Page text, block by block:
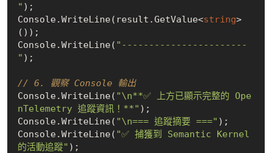
" );
Console.WriteLine(result.GetValue<string>
());
Console.WriteLine( "-----------------------
" );
// 6. 觀察 Console 輸出
Console.WriteLine( "\n**✅ 上方已顯示完整的 Ope
nTelemetry 追蹤資訊！**" );
Console.WriteLine( "\n=== 追蹤摘要 ===" );
Console.WriteLine( "✅ 捕獲到 Semantic Kernel
的活動追蹤" );